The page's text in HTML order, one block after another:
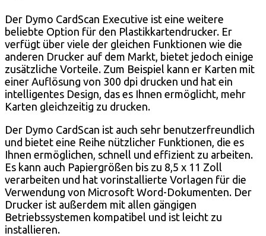
Der Dymo CardScan Executive ist eine weitere
beliebte Option für den Plastikkartendrucker. Er
verfügt über viele der gleichen Funktionen wie die
anderen Drucker auf dem Markt, bietet jedoch einige
zusätzliche Vorteile. Zum Beispiel kann er Karten mit
einer Auflösung von 300 dpi drucken und hat ein
intelligentes Design, das es Ihnen ermöglicht, mehr
Karten gleichzeitig zu drucken.
Der Dymo CardScan ist auch sehr benutzerfreundlich
und bietet eine Reihe nützlicher Funktionen, die es
Ihnen ermöglichen, schnell und effizient zu arbeiten.
Es kann auch Papiergrößen bis zu 8,5 x 11 Zoll
verarbeiten und hat vorinstallierte Vorlagen für die
Verwendung von Microsoft Word-Dokumenten. Der
Drucker ist außerdem mit allen gängigen
Betriebssystemen kompatibel und ist leicht zu
installieren.